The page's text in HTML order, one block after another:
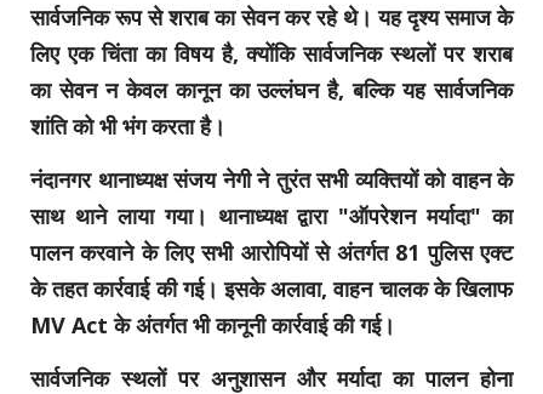
सार्वजनिक रूप से शराब का सेवन कर रहे थे। यह दृश्य समाज के
लिए एक चिंता का विषय है, क्योंकि सार्वजनिक स्थलों पर शराब
का सेवन न केवल कानून का उल्लंघन है, बल्कि यह सार्वजनिक
शांति को भी भंग करता है।
नंदानगर थानाध्यक्ष संजय नेगी ने तुरंत सभी व्यक्तियों को वाहन के
साथ थाने लाया गया। थानाध्यक्ष द्वारा "ऑपरेशन मर्यादा" का
पालन करवाने के लिए सभी आरोपियों से अंतर्गत 81 पुलिस एक्ट
के तहत कार्रवाई की गई। इसके अलावा, वाहन चालक के खिलाफ
MV Act के अंतर्गत भी कानूनी कार्रवाई की गई।
सार्वजनिक स्थलों पर अनुशासन और मर्यादा का पालन होना